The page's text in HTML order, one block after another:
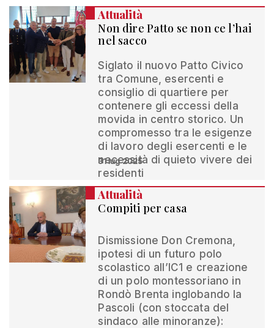
Attualità
Non dire Patto se non ce l’hai
nel sacco
Siglato il nuovo Patto Civico
tra Comune, esercenti e
consiglio di quartiere per
contenere gli eccessi della
movida in centro storico. Un
compromesso tra le esigenze
di lavoro degli esercenti e le
necessità di quieto vivere dei
residenti
31 lug 2025
Attualità
Compiti per casa
Dismissione Don Cremona,
ipotesi di un futuro polo
scolastico all’IC1 e creazione
di un polo montessoriano in
Rondò Brenta inglobando la
Pascoli (con stoccata del
sindaco alle minoranze):